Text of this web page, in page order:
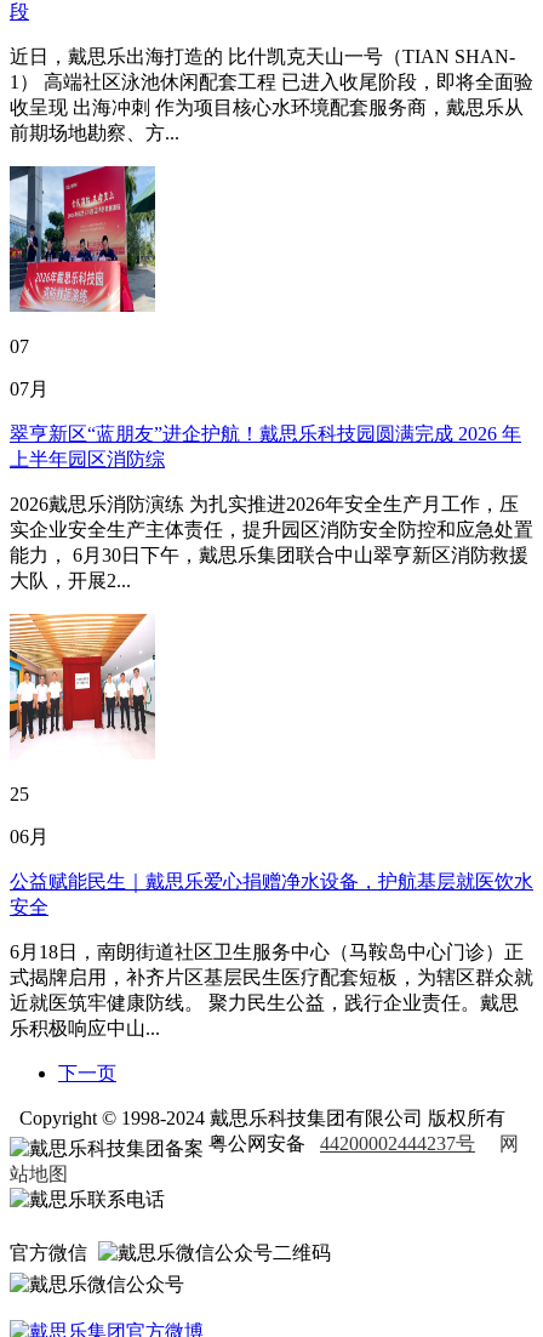
段
近日，戴思乐出海打造的 比什凯克天山一号（TIAN SHAN-
1） 高端社区泳池休闲配套工程 已进入收尾阶段，即将全面验
收呈现 出海冲刺 作为项目核心水环境配套服务商，戴思乐从
前期场地勘察、方...
07
07月
翠亨新区“蓝朋友”进企护航！戴思乐科技园圆满完成 2026 年
上半年园区消防综
2026戴思乐消防演练 为扎实推进2026年安全生产月工作，压
实企业安全生产主体责任，提升园区消防安全防控和应急处置
能力， 6月30日下午，戴思乐集团联合中山翠亨新区消防救援
大队，开展2...
25
06月
公益赋能民生｜戴思乐爱心捐赠净水设备，护航基层就医饮水
安全
6月18日，南朗街道社区卫生服务中心（马鞍岛中心门诊）正
式揭牌启用，补齐片区基层民生医疗配套短板，为辖区群众就
近就医筑牢健康防线。 聚力民生公益，践行企业责任。戴思
乐积极响应中山...
下一页
Copyright © 1998-2024 戴思乐科技集团有限公司 版权所有
粤公网安备 44200002444237号
网
站地图
官方微信